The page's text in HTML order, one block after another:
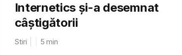
Internetics și-a desemnat
câștigătorii
Stiri 5 min